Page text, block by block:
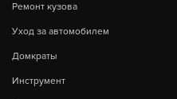
Ремонт кузова
Уход за автомобилем
Домкраты
Инструмент